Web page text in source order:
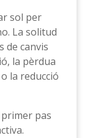
sol per
La solitud
de canvis
la pèrdua
la reducció
pas